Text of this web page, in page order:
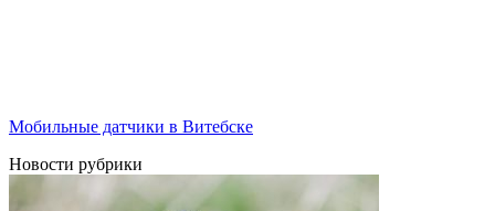
Мобильные датчики в Витебске
Новости рубрики